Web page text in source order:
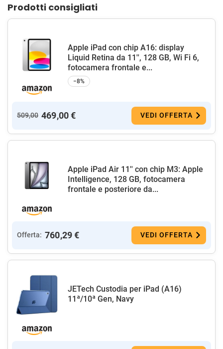
Prodotti consigliati
Apple iPad con chip A16: display
Liquid Retina da 11'', 128 GB, Wi Fi 6,
fotocamera frontale e...
−8%
509,00 469,00 € VEDI OFFERTA
Apple iPad Air 11'' con chip M3: Apple
Intelligence, 128 GB, fotocamera
frontale e posteriore da...
Offerta: 760,29 € VEDI OFFERTA
JETech Custodia per iPad (A16)
11ª/10ª Gen, Navy